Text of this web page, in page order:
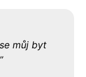
můj byt